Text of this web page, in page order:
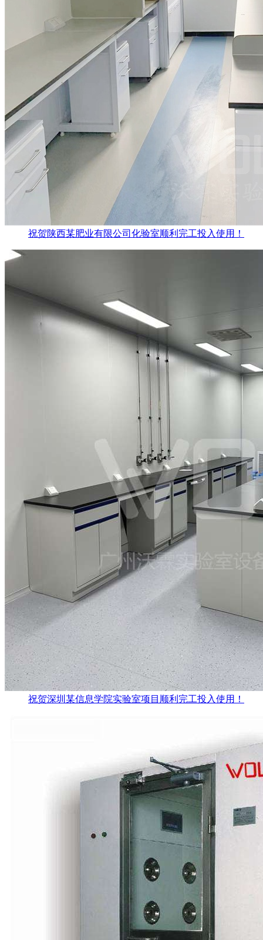
祝贺陕西某肥业有限公司化验室顺利完工投入使用！
祝贺深圳某信息学院实验室项目顺利完工投入使用！